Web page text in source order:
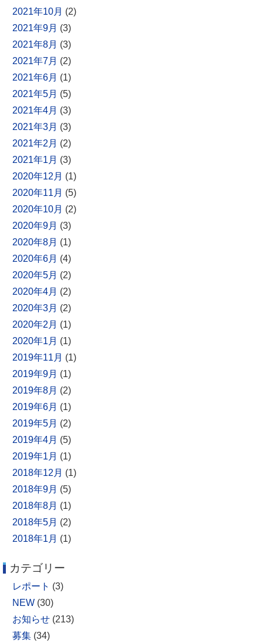
2021年10月 (2)
2021年9月 (3)
2021年8月 (3)
2021年7月 (2)
2021年6月 (1)
2021年5月 (5)
2021年4月 (3)
2021年3月 (3)
2021年2月 (2)
2021年1月 (3)
2020年12月 (1)
2020年11月 (5)
2020年10月 (2)
2020年9月 (3)
2020年8月 (1)
2020年6月 (4)
2020年5月 (2)
2020年4月 (2)
2020年3月 (2)
2020年2月 (1)
2020年1月 (1)
2019年11月 (1)
2019年9月 (1)
2019年8月 (2)
2019年6月 (1)
2019年5月 (2)
2019年4月 (5)
2019年1月 (1)
2018年12月 (1)
2018年9月 (5)
2018年8月 (1)
2018年5月 (2)
2018年1月 (1)
カテゴリー
レポート (3)
NEW (30)
お知らせ (213)
募集 (34)